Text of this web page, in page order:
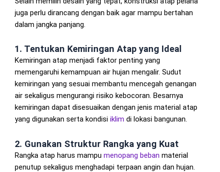
juga perlu dirancang dengan baik agar mampu bertahan
dalam jangka panjang.
1. Tentukan Kemiringan Atap yang Ideal
Kemiringan atap menjadi faktor penting yang
memengaruhi kemampuan air hujan mengalir. Sudut
kemiringan yang sesuai membantu mencegah genangan
air sekaligus mengurangi risiko kebocoran. Besarnya
kemiringan dapat disesuaikan dengan jenis material atap
yang digunakan serta kondisi iklim di lokasi bangunan.
2. Gunakan Struktur Rangka yang Kuat
Rangka atap harus mampu menopang beban material
penutup sekaligus menghadapi terpaan angin dan hujan.